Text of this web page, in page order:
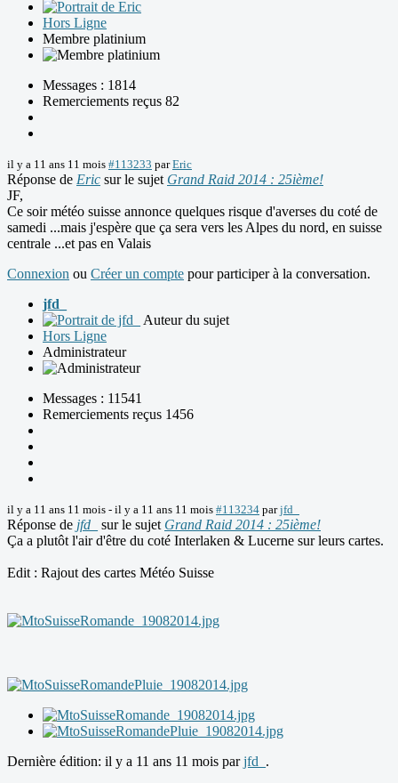
Hors Ligne
Membre platinium
Messages : 1814
Remerciements reçus 82
il y a 11 ans 11 mois #113233 parEric
Réponse de Eric sur le sujet Grand Raid 2014 : 25ième!
JF,
Ce soir météo suisse annonce quelques risque d'averses du coté de
samedi ...mais j'espère que ça sera vers les Alpes du nord, en suisse
centrale ...et pas en Valais
Connexion ou Créer un compte pour participer à la conversation.
jfd_
Auteur du sujet
Hors Ligne
Administrateur
Messages : 11541
Remerciements reçus 1456
il y a 11 ans 11 mois - il y a 11 ans 11 mois #113234 parjfd_
Réponse de jfd_ sur le sujet Grand Raid 2014 : 25ième!
Ça a plutôt l'air d'être du coté Interlaken & Lucerne sur leurs cartes.
Edit : Rajout des cartes Météo Suisse
Dernière édition: il y a 11 ans 11 mois parjfd_ .